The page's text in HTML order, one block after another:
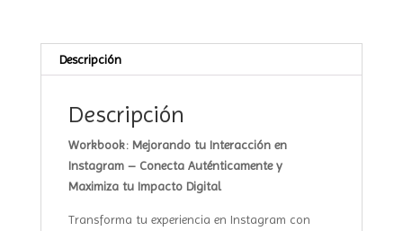
Descripción
Descripción
Workbook: Mejorando tu Interacción en
Instagram – Conecta Auténticamente y
Maximiza tu Impacto Digital
Transforma tu experiencia en Instagram con